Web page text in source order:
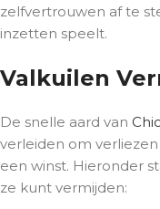
zelfvertrouwen af te
inzetten speelt.
Valkuilen
De snelle aard van
verleiden om
een winst. Hieronder
ze kunt vermijden: